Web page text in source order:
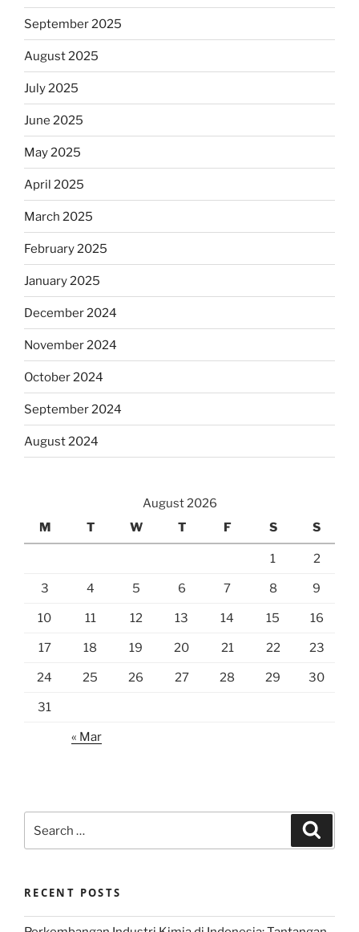
September 2025
August 2025
July 2025
June 2025
May 2025
April 2025
March 2025
February 2025
January 2025
December 2024
November 2024
October 2024
September 2024
August 2024
August 2026
M
T W T F S S
1 2
3 4 5 6 7 8 9
10 11 12 13 14 15 16
17 18 19 20 21 22 23
24 25 26 27 28 29 30
31
« Mar
for:
RECENT POSTS